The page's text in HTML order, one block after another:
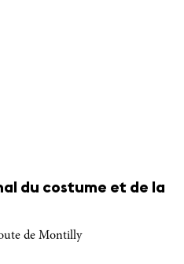
du costume et de la
de Montilly